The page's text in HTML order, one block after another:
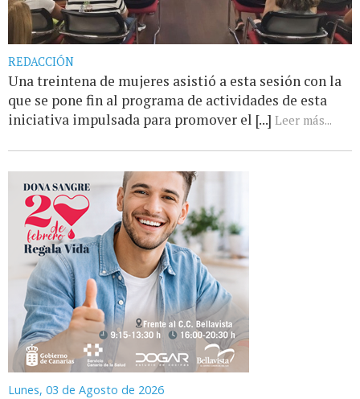
REDACCIÓN
Una treintena de mujeres asistió a esta sesión con la
que se pone fin al programa de actividades de esta
iniciativa impulsada para promover el [...] Leer más...
Lunes, 03 de Agosto de 2026